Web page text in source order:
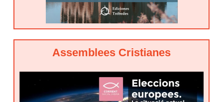
Assemblees Cristianes